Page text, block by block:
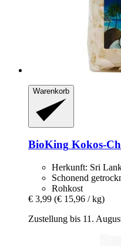
Warenkorb
BioKing Kokos-​
Herkunft: Sri
Schonend
Rohkost
€ 3,99 (€ 15,96 / kg)
Zustellung bis 11.